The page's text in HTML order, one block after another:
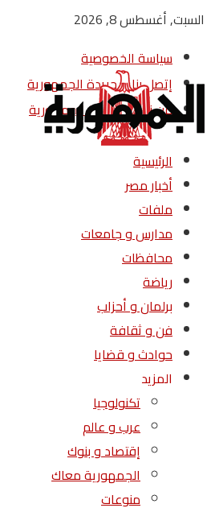
السبت, أغسطس 8, 2026
سياسة الخصوصية
إتصل بنا – جريدة الجمهورية
من نحن – جريدة الجمهورية
الرئيسية
أخبار مصر
ملفات
مدارس و جامعات
محافظات
رياضة
برلمان و أحزاب
فن و ثقافة
حوادث و قضايا
المزيد
تكنولوجيا
عرب و عالم
إقتصاد و بنوك
الجمهورية معاك
منوعات